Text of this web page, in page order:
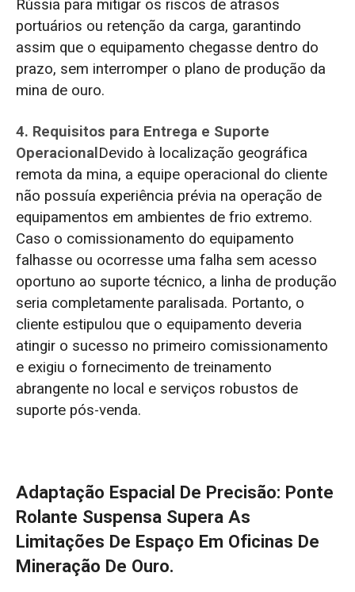
Rússia para mitigar os riscos de atrasos
portuários ou retenção da carga, garantindo
assim que o equipamento chegasse dentro do
prazo, sem interromper o plano de produção da
mina de ouro.
4. Requisitos para Entrega e Suporte
OperacionalDevido à localização geográfica
remota da mina, a equipe operacional do cliente
não possuía experiência prévia na operação de
equipamentos em ambientes de frio extremo.
Caso o comissionamento do equipamento
falhasse ou ocorresse uma falha sem acesso
oportuno ao suporte técnico, a linha de produção
seria completamente paralisada. Portanto, o
cliente estipulou que o equipamento deveria
atingir o sucesso no primeiro comissionamento
e exigiu o fornecimento de treinamento
abrangente no local e serviços robustos de
suporte pós-venda.
Adaptação Espacial De Precisão: Ponte
Rolante Suspensa Supera As
Limitações De Espaço Em Oficinas De
Mineração De Ouro.